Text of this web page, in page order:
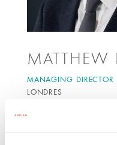
MATTHEW
MANAGING DIRECTOR
LONDRES
Matt a plus de 15
opérations sur le